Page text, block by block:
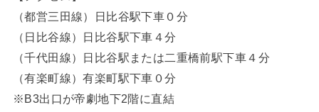
（都営三田線）日比谷駅下車０分
（日比谷線）日比谷駅下車４分
（千代田線）日比谷駅または二重橋前駅下車４分
（有楽町線）有楽町駅下車０分
※B3出口が帝劇地下2階に直結